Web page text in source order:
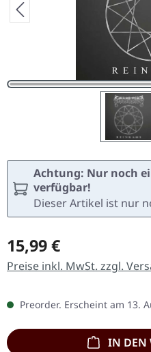
Achtung: Nur noch
verfügbar!
Dieser Artikel ist nur
Regulärer Preis:
15,99 €
Preise inkl. MwSt. zzgl.
Preorder. Erscheint am 13.
IN DEN